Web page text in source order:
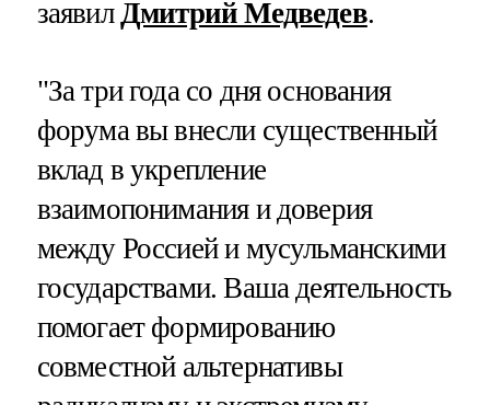
заявил Дмитрий Медведев.
"За три года со дня основания
форума вы внесли существенный
вклад в укрепление
взаимопонимания и доверия
между Россией и мусульманскими
государствами. Ваша деятельность
помогает формированию
совместной альтернативы